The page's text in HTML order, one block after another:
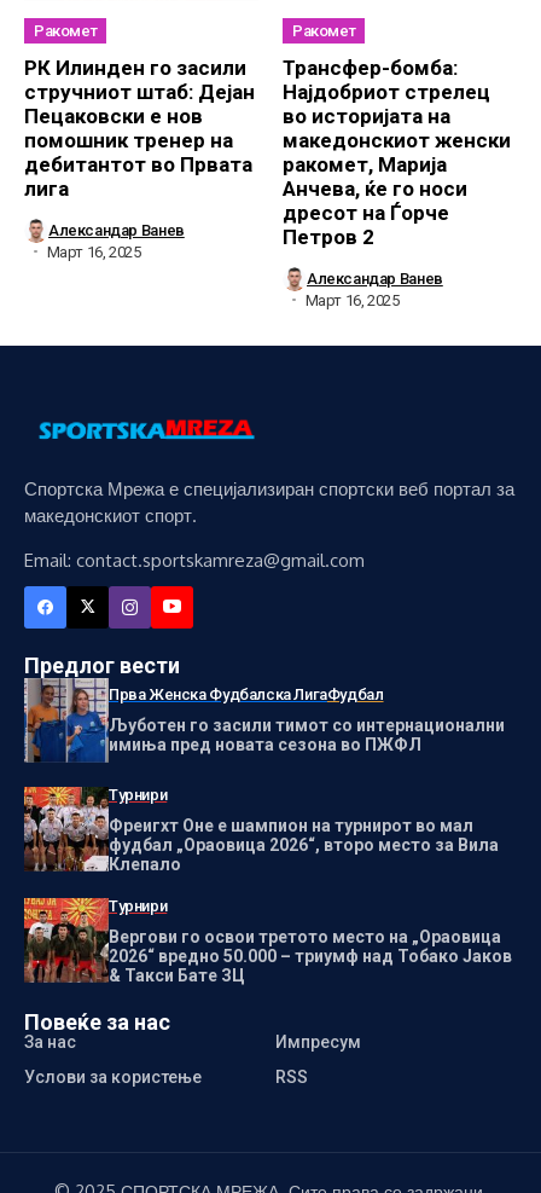
Ракомет
РК Илинден го засили
стручниот штаб: Дејан
Пецаковски е нов
помошник тренер на
дебитантот во Првата
лига
Александар Ванев
Март 16, 2025
Ракомет
Трансфер-бомба:
Најдобриот стрелец
во историјата на
македонскиот женски
ракомет, Марија
Анчева, ќе го носи
дресот на Ѓорче
Петров 2
Александар Ванев
Март 16, 2025
Спортска Мрежа е специјализиран спортски веб портал за
македонскиот спорт.
Email: contact.sportskamreza@gmail.com
Предлог вести
Прва Женска Фудбалска ЛигаФудбал
Љуботен го засили тимот со интернационални
имиња пред новата сезона во ПЖФЛ
Турнири
Фреигхт Оне е шампион на турнирот во мал
фудбал „Ораовица 2026“, второ место за Вила
Клепало
Турнири
Вергови го освои третото место на „Ораовица
2026“ вредно 50.000 – триумф над Тобако Јаков
& Такси Бате ЗЦ
Повеќе за нас
За нас
Импресум
Услови за користење
RSS